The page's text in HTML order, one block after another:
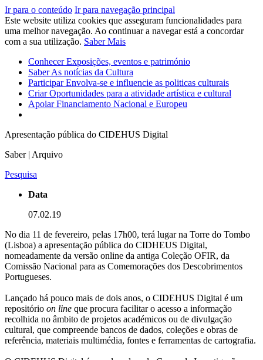
Ir para o conteúdo Ir para navegação principal
Este website utiliza cookies que asseguram funcionalidades para
uma melhor navegação. Ao continuar a navegar está a concordar
com a sua utilização. Saber Mais
ConhecerExposições, eventos e património
SaberAs notícias da Cultura
ParticiparEnvolva-se e influencie as politicas culturais
CriarOportunidades para a atividade artística e cultural
ApoiarFinanciamento Nacional e Europeu
Apresentação pública do CIDEHUS Digital
Saber | Arquivo
Pesquisa
Data
07.02.19
No dia 11 de fevereiro, pelas 17h00, terá lugar na Torre do Tombo
(Lisboa) a apresentação pública do CIDHEUS Digital,
nomeadamente da versão online da antiga Coleção OFIR, da
Comissão Nacional para as Comemorações dos Descobrimentos
Portugueses.
Lançado há pouco mais de dois anos, o CIDEHUS Digital é um
repositório on line que procura facilitar o acesso a informação
recolhida no âmbito de projetos académicos ou de divulgação
cultural, que compreende bancos de dados, coleções e obras de
referência, materiais multimédia, fontes e ferramentas de cartografia.